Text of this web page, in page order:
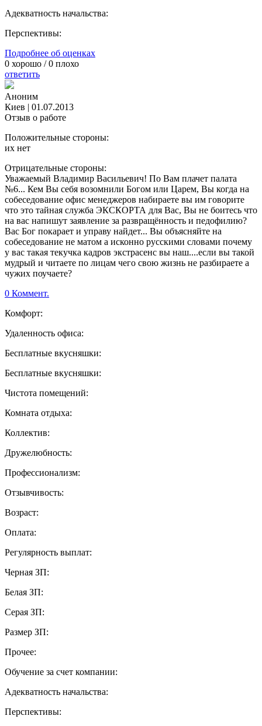
Адекватность начальства:
Перспективы:
Подробнее об оценках
0 хорошо /0 плохо
ответить
Аноним
Киев | 01.07.2013
Отзыв о работе
Положительные стороны:
их нет
Отрицательные стороны:
Уважаемый Владимир Васильевич! По Вам плачет палата
№6... Кем Вы себя возомнили Богом или Царем, Вы когда на
собеседование офис менеджеров набираете вы им говорите
что это тайная служба ЭКСКОРТА для Вас, Вы не боитесь что
на вас напишут заявление за развращённость и педофилию?
Вас Бог покарает и управу найдет... Вы объясняйте на
собеседование не матом а исконно русскими словами почему
у вас такая текучка кадров экстрасенс вы наш....если вы такой
мудрый и читаете по лицам чего свою жизнь не разбираете а
чужих поучаете?
0 Коммент.
Комфорт:
Удаленность офиса:
Бесплатные вкусняшки:
Бесплатные вкусняшки:
Чистота помещений:
Комната отдыха:
Коллектив:
Дружелюбность:
Профессионализм:
Отзывчивость:
Возраст:
Оплата:
Регулярность выплат:
Черная ЗП:
Белая ЗП:
Серая ЗП:
Размер ЗП:
Прочее:
Обучение за счет компании:
Адекватность начальства:
Перспективы: